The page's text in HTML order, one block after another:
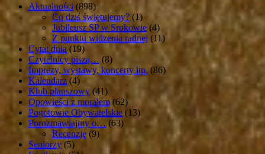
Aktualności (898)
Co dziś świętujemy? (1)
Jubileusz SP w Srokowie (4)
Z punktu widzenia radnej (11)
Cytat dnia (19)
Czytelnicy piszą… (8)
Imprezy, wystawy, koncerty itp.(86)
Kalendarz (4)
Klub planszowy (41)
Opowieści z morałem (62)
Pogotowie Obywatelskie (13)
Porozmawiajmy o… (63)
Recenzje (9)
Seniorzy (5)